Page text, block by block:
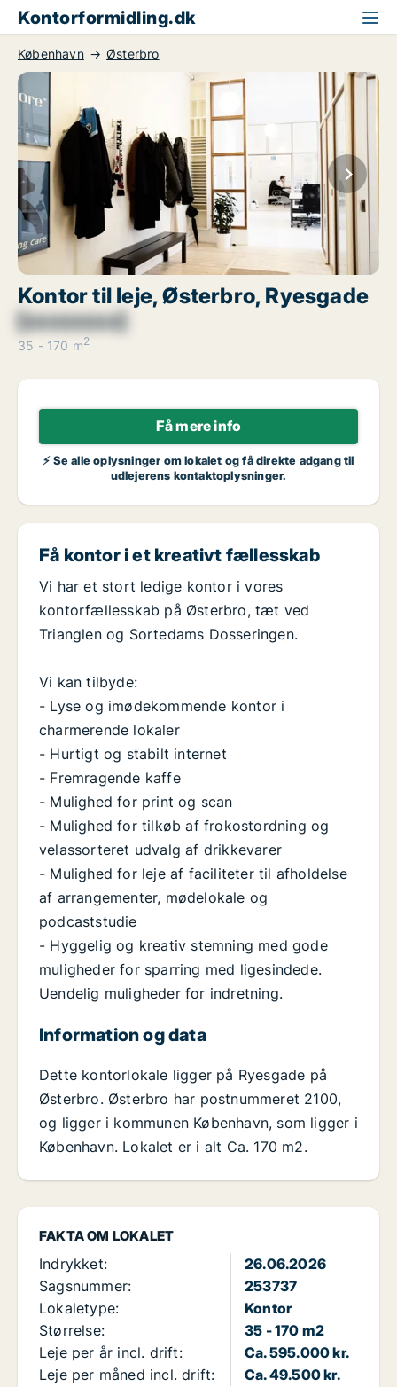
Kontorformidling.dk
København Østerbro
Kontor til leje, Østerbro, Ryesgade
[xxxxxxxx]
35 - 170 m2
Få mere info
⚡ Se alle oplysninger om lokalet og få direkte adgang til
udlejerens kontaktoplysninger.
FAKTA OM LOKALET
Indrykket:
26.06.2026
Sagsnummer:
253737
Lokaletype:
Kontor
Størrelse:
35 - 170 m2
Leje per år incl. drift:
Ca. 595.000 kr.
Leje per måned incl. drift:
Ca. 49.500 kr.
Få kontor i et kreativt fællesskab
Vi har et stort ledige kontor i vores
kontorfællesskab på Østerbro, tæt ved
Trianglen og Sortedams Dosseringen.
Vi kan tilbyde:
- Lyse og imødekommende kontor i
charmerende lokaler
- Hurtigt og stabilt internet
- Fremragende kaffe
- Mulighed for print og scan
- Mulighed for tilkøb af frokostordning og
velassorteret udvalg af drikkevarer
- Mulighed for leje af faciliteter til afholdelse
af arrangementer, mødelokale og
podcaststudie
- Hyggelig og kreativ stemning med gode
muligheder for sparring med ligesindede.
Uendelig muligheder for indretning.
Information og data
Dette kontorlokale ligger på Ryesgade på
Østerbro. Østerbro har postnummeret 2100,
og ligger i kommunen København, som ligger i
København. Lokalet er i alt Ca. 170 m2.